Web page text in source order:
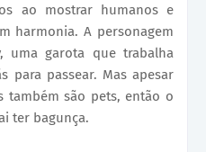
ao mostrar humanos e
harmonia. A personagem
uma garota que trabalha
para passear. Mas apesar
também são pets, então o
ter bagunça.